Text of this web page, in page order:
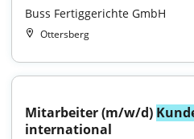
Buss Fertiggerichte GmbH
Ottersberg
Mitarbeiter (m/w/d)
international